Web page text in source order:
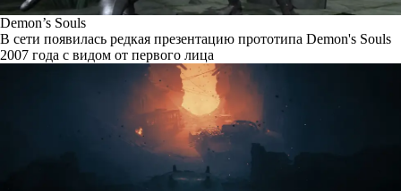
Demon’s Souls
В сети появилась редкая презентацию прототипа Demon's Souls
2007 года с видом от первого лица